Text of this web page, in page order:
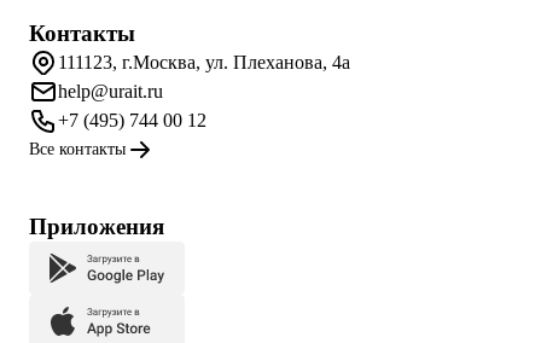
Контакты
111123, г.Москва, ул. Плеханова, 4а
help@urait.ru
+7 (495) 744 00 12
Все контакты
Приложения